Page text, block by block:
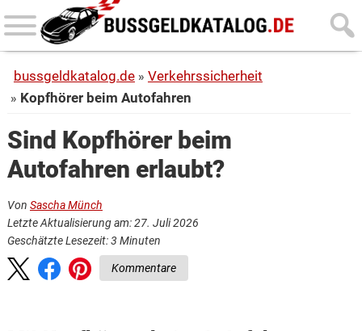
Skip
to
content
Skip
to
sidebar
bussgeldkatalog.de
Verkehrssicherheit
Kopfhörer beim Autofahren
Sind Kopfhörer beim
Autofahren erlaubt?
Von Sascha Münch
Letzte Aktualisierung am: 27. Juli 2026
Geschätzte Lesezeit:3 Minuten
Kommentare